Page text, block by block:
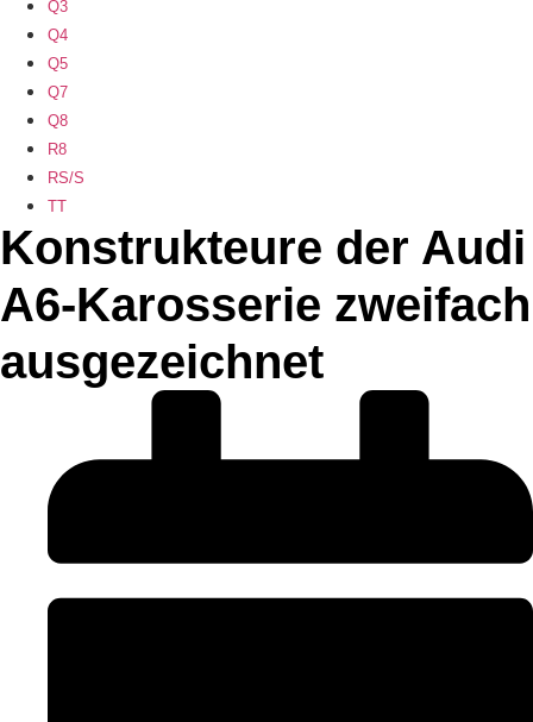
Q3
Q4
Q5
Q7
Q8
R8
RS/S
TT
Konstrukteure der Audi
A6-Karosserie zweifach
ausgezeichnet